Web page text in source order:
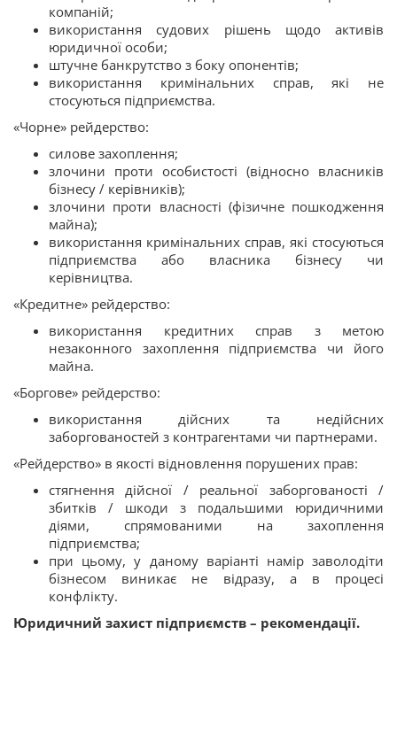
компаній;
використання судових рішень щодо активів
юридичної особи;
штучне банкрутство з боку опонентів;
використання кримінальних справ, які не
стосуються підприємства.
«Чорне» рейдерство:
силове захоплення;
злочини проти особистості (відносно власників
бізнесу / керівників);
злочини проти власності (фізичне пошкодження
майна);
використання кримінальних справ, які стосуються
підприємства або власника бізнесу чи
керівництва.
«Кредитне» рейдерство:
використання кредитних справ з метою
незаконного захоплення підприємства чи його
майна.
«Боргове» рейдерство:
використання дійсних та недійсних
заборгованостей з контрагентами чи партнерами.
«Рейдерство» в якості відновлення порушених прав:
стягнення дійсної / реальної заборгованості /
збитків / шкоди з подальшими юридичними
діями, спрямованими на захоплення
підприємства;
при цьому, у даному варіанті намір заволодіти
бізнесом виникає не відразу, а в процесі
конфлікту.
Юридичний захист підприємств – рекомендації.